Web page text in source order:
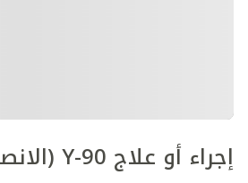
إجراء أو علاج Y-90